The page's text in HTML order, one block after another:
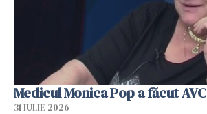
Medicul Monica Pop a făcut AVC
31 IULIE 2026